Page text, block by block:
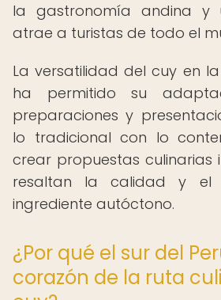
la gastronomía andina y
atrae a turistas de todo el
La versatilidad del cuy en
ha permitido su
preparaciones y
lo tradicional con lo
crear propuestas culinarias
resaltan la calidad y el
ingrediente autóctono.
¿Por qué el sur del
corazón de la ruta